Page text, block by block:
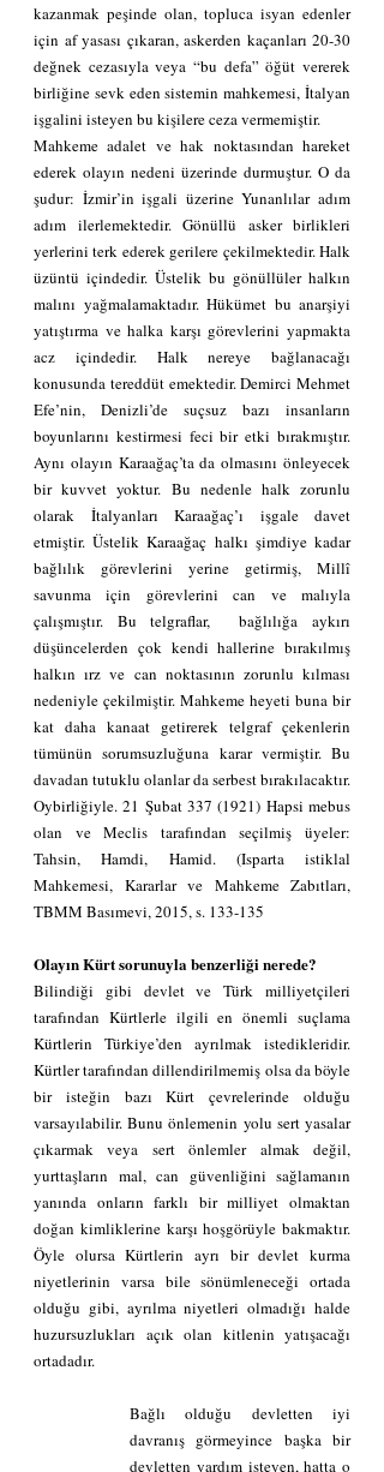
kazanmak peşinde olan, topluca isyan edenler
için af yasası çıkaran, askerden kaçanları 20-30
değnek cezasıyla veya “bu defa” öğüt vererek
birliğine sevk eden sistemin mahkemesi, İtalyan
işgalini isteyen bu kişilere ceza vermemiştir.
Mahkeme adalet ve hak noktasından hareket
ederek olayın nedeni üzerinde durmuştur. O da
şudur: İzmir’in işgali üzerine Yunanlılar adım
adım ilerlemektedir. Gönüllü asker birlikleri
yerlerini terk ederek gerilere çekilmektedir. Halk
üzüntü içindedir. Üstelik bu gönüllüler halkın
malını yağmalamaktadır. Hükümet bu anarşiyi
yatıştırma ve halka karşı görevlerini yapmakta
acz içindedir. Halk nereye bağlanacağı
konusunda tereddüt emektedir. Demirci Mehmet
Efe’nin, Denizli’de suçsuz bazı insanların
boyunlarını kestirmesi feci bir etki bırakmıştır.
Aynı olayın Karaağaç’ta da olmasını önleyecek
bir kuvvet yoktur. Bu nedenle halk zorunlu
olarak İtalyanları Karaağaç’ı işgale davet
etmiştir. Üstelik Karaağaç halkı şimdiye kadar
bağlılık görevlerini yerine getirmiş, Millî
savunma için görevlerini can ve malıyla
çalışmıştır. Bu telgraflar,  bağlılığa aykırı
düşüncelerden çok kendi hallerine bırakılmış
halkın ırz ve can noktasının zorunlu kılması
nedeniyle çekilmiştir. Mahkeme heyeti buna bir
kat daha kanaat getirerek telgraf çekenlerin
tümünün sorumsuzluğuna karar vermiştir. Bu
davadan tutuklu olanlar da serbest bırakılacaktır.
Oybirliğiyle. 21 Şubat 337 (1921) Hapsi mebus
olan ve Meclis tarafından seçilmiş üyeler:
Tahsin, Hamdi, Hamid. (Isparta istiklal
Mahkemesi, Kararlar ve Mahkeme Zabıtları,
TBMM Basımevi, 2015, s. 133-135
Olayın Kürt sorunuyla benzerliği nerede?
Bilindiği gibi devlet ve Türk milliyetçileri
tarafından Kürtlerle ilgili en önemli suçlama
Kürtlerin Türkiye’den ayrılmak istedikleridir.
Kürtler tarafından dillendirilmemiş olsa da böyle
bir isteğin bazı Kürt çevrelerinde olduğu
varsayılabilir. Bunu önlemenin yolu sert yasalar
çıkarmak veya sert önlemler almak değil,
yurttaşların mal, can güvenliğini sağlamanın
yanında onların farklı bir milliyet olmaktan
doğan kimliklerine karşı hoşgörüyle bakmaktır.
Öyle olursa Kürtlerin ayrı bir devlet kurma
niyetlerinin varsa bile sönümleneceği ortada
olduğu gibi, ayrılma niyetleri olmadığı halde
huzursuzlukları açık olan kitlenin yatışacağı
ortadadır.
Bağlı olduğu devletten iyi
davranış görmeyince başka bir
devletten yardım isteyen, hatta o